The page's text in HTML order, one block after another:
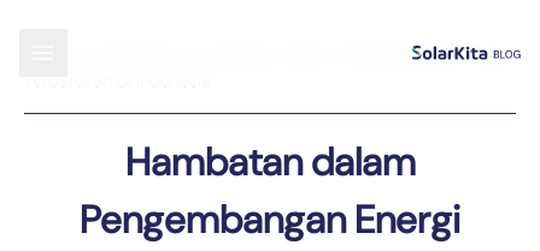
Hambatan dalam Pengembangan Energi
Hambatan dalam
Pengembangan Energi